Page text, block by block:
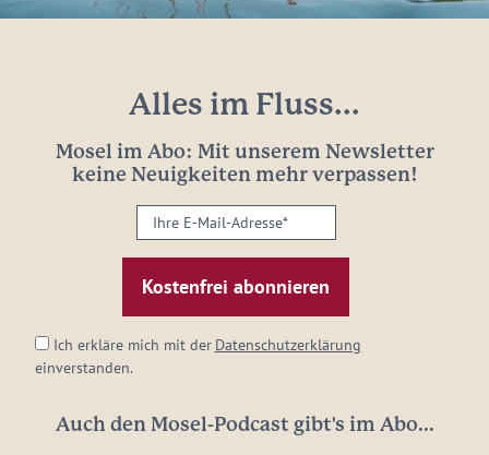
Alles im Fluss...
Mosel im Abo: Mit unserem Newsletter
keine Neuigkeiten mehr verpassen!
Ihre
E-
Mail-
Adresse:
Ich erkläre mich mit der Datenschutzerklärung
einverstanden.
Auch den Mosel-Podcast gibt's im Abo...